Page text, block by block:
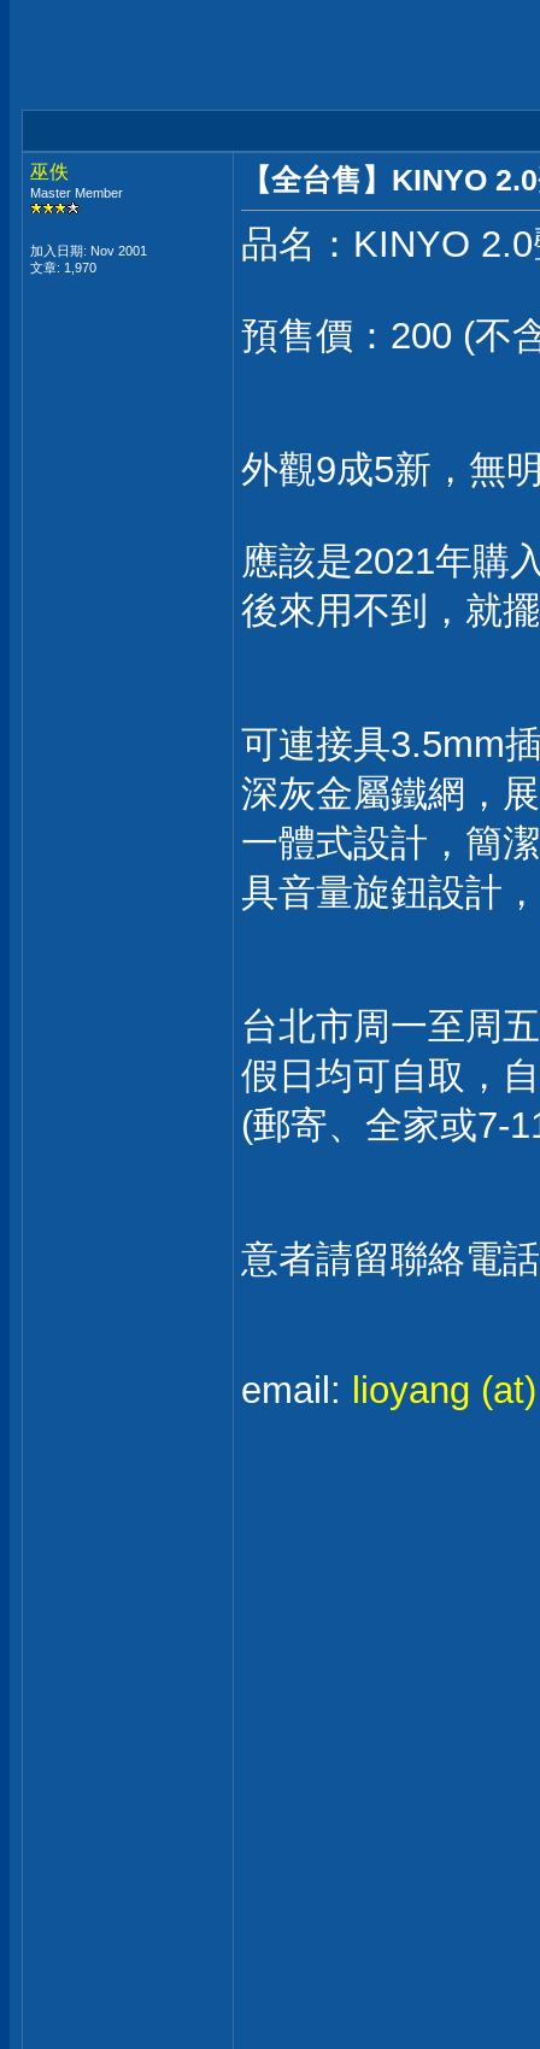
巫佚
Master Member
加入日期: Nov 2001
文章: 1,970
【全台售】KINYO
品名：KINYO
預售價：200 (不
外觀9成5新，無
應該是2021年購
後來用不到，就
可連接具3.5mm
深灰金屬鐵網，
一體式設計，簡
具音量旋鈕設計
台北市周一至周
假日均可自取，
(郵寄、全家或7-
意者請留聯絡電
email: lioyang